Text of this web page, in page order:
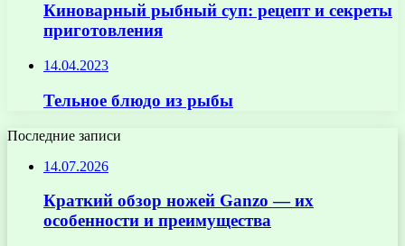
Киноварный рыбный суп: рецепт и секреты
приготовления
14.04.2023
Тельное блюдо из рыбы
Последние записи
14.07.2026
Краткий обзор ножей Ganzo — их
особенности и преимущества